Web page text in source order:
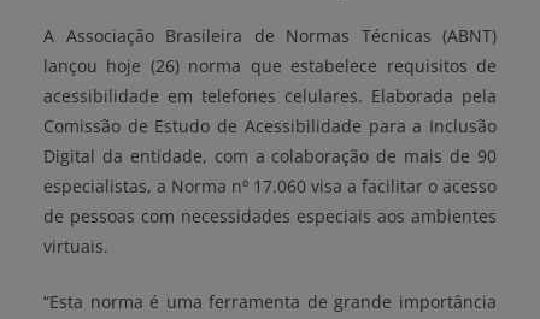
A Associação Brasileira de Normas Técnicas (ABNT)
lançou hoje (26) norma que estabelece requisitos de
acessibilidade em telefones celulares. Elaborada pela
Comissão de Estudo de Acessibilidade para a Inclusão
Digital da entidade, com a colaboração de mais de 90
especialistas, a Norma nº 17.060 visa a facilitar o acesso
de pessoas com necessidades especiais aos ambientes
virtuais.
“Esta norma é uma ferramenta de grande importância